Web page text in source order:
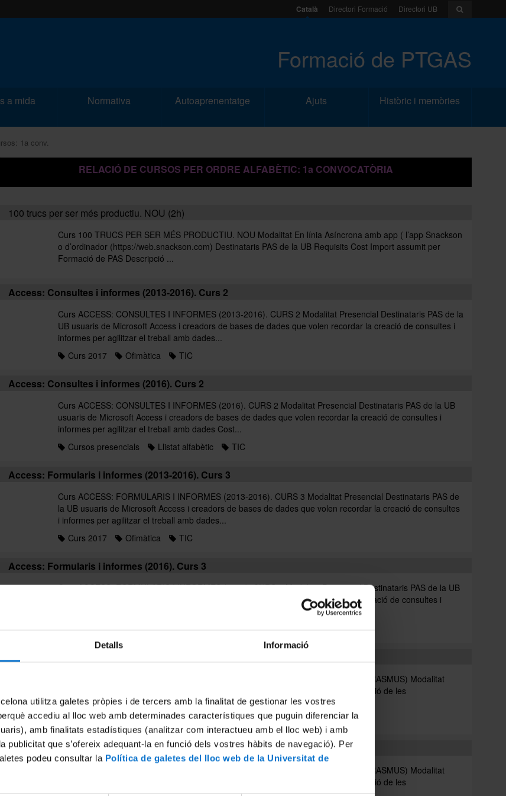
Detalls Informació
utilitza galetes pròpies i de tercers amb la finalitat de gestionar les vostres
accediu al lloc web amb determinades característiques que puguin diferenciar la
amb finalitats estadístiques (analitzar com interactueu amb el lloc web) i amb
publicitat que s’ofereix adequant-la en funció dels vostres hàbits de navegació). Per
podeu consultar la Política de galetes del lloc web de la Universitat de
Català Directori Formació Directori UB
Formació de PTGAS
a mida Normativa Autoaprenentatge Ajuts Històric i memòries
1a conv.
RELACIÓ DE CURSOS PER ORDRE ALFABÈTIC: 1a CONVOCATÒRIA
100 trucs per ser més productiu. NOU (2h)
Curs 100 TRUCS PER SER MÉS PRODUCTIU. NOU Modalitat En línia Asíncrona amb app ( l’app Snackson
o d’ordinador (https://web.snackson.com) Destinataris PAS de la UB Requisits Cost Import assumit per
Formació de PAS Descripció ...
Access: Consultes i informes (2013-2016). Curs 2
Curs ACCESS: CONSULTES I INFORMES (2013-2016). CURS 2 Modalitat Presencial Destinataris PAS de la
UB usuaris de Microsoft Access i creadors de bases de dades que volen recordar la creació de consultes i
informes per agilitzar el treball amb dades...
Curs 2017
Ofimàtica TIC
Access: Consultes i informes (2016). Curs 2
Curs ACCESS: CONSULTES I INFORMES (2016). CURS 2 Modalitat Presencial Destinataris PAS de la UB
usuaris de Microsoft Access i creadors de bases de dades que volen recordar la creació de consultes i
informes per agilitzar el treball amb dades Cost...
Cursos presencials
Llistat alfabètic TIC
Access: Formularis i informes (2013-2016). Curs 3
Curs ACCESS: FORMULARIS I INFORMES (2013-2016). CURS 3 Modalitat Presencial Destinataris PAS de
la UB usuaris de Microsoft Access i creadors de bases de dades que volen recordar la creació de consultes
i informes per agilitzar el treball amb dades...
Curs 2017
Ofimàtica TIC
Access: Formularis i informes (2016). Curs 3
Curs ACCESS: FORMULARIS I INFORMES (2016). CURS 3 Modalitat Presencial Destinataris PAS de la UB
usuaris de Microsoft Access i creadors de bases de dades que volen recordar la creació de consultes i
Cursos presencials
Llistat alfabètic TIC
Anglès per a usos administratius en un àmbit internacional (Erasmus)
Curs ANGLÈS PER A USOS ADMINISTRATIUS EN UN ÀMBIT INTERNACIONAL (ERASMUS) Modalitat
Presencial Cost Activitat finançada en el marc de l'Acord de Formació per a l'Ocupació de les
Administracions Públiques (AFEDAP) i les organitzacions sindicals...
Anglès
Curs 2017 Idiomes
Anglès per a usos administratius en un àmbit internacional (Erasmus)
Curs ANGLÈS PER A USOS ADMINISTRATIUS EN UN ÀMBIT INTERNACIONAL (ERASMUS) Modalitat
Presencial Cost Activitat finançada en el marc de l'Acord de Formació per a l'Ocupació de les
Administracions Públiques (AFEDAP) i les organitzacions sindicals...